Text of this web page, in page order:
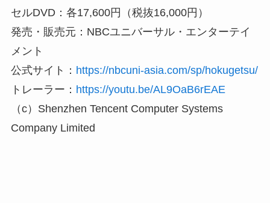
セルDVD：各17,600円（税抜16,000円）
発売・販売元：NBCユニバーサル・エンターテイ
メント
公式サイト： https://nbcuni-asia.com/sp/hokugetsu/
トレーラー： https://youtu.be/AL9OaB6rEAE
（c）Shenzhen Tencent Computer Systems
Company Limited